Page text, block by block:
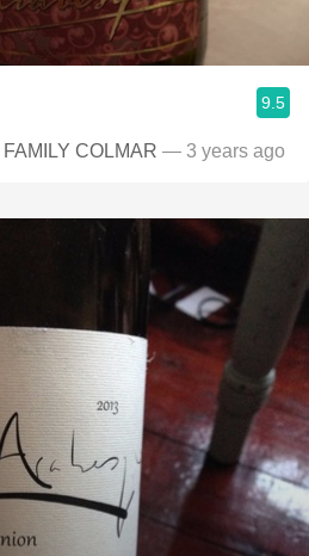
9.5
COLMAR — 3 years ago